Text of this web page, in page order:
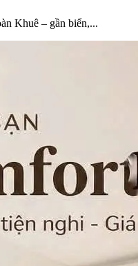
Khuê – gần biển,...